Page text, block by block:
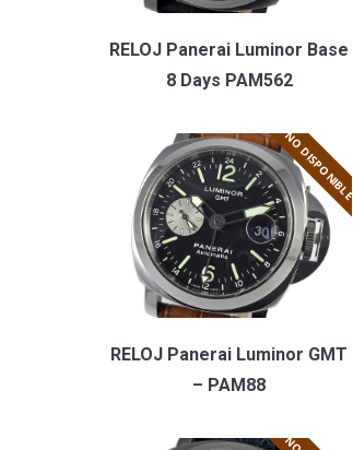
RELOJ Panerai Luminor Base
8 Days PAM562
NO DISPONIBLE
RELOJ Panerai Luminor GMT
– PAM88